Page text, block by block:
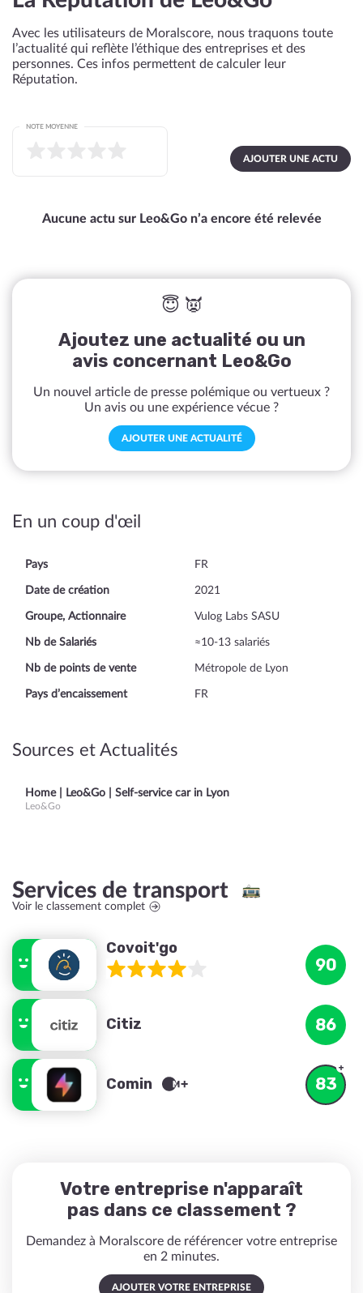
Avec les utilisateurs de Moralscore, nous traquons toute
l’actualité qui reflète l’éthique des entreprises et des
personnes. Ces infos permettent de calculer leur
Réputation.
AJOUTER UNE ACTU
NOTE MOYENNE
Aucune actu sur Leo&Go n’a encore été relevée
😇 👿
Ajoutez une actualité ou un
avis concernant Leo&Go
Un nouvel article de presse polémique ou vertueux ?
Un avis ou une expérience vécue ?
AJOUTER UNE ACTUALITÉ
En un coup d'œil
Pays FR
Date de création 2021
Groupe, Actionnaire Vulog Labs SASU
Nb de Salariés ≈10-13 salariés
Nb de points de vente Métropole de Lyon
Pays d’encaissement FR
Sources et Actualités
Home | Leo&Go | Self-service car in Lyon
Leo&Go
Services de transport
Voir le classement complet
Covoit'go
90
Citiz 86
Comin 83
Votre entreprise n'apparaît
pas dans ce classement ?
Demandez à Moralscore de référencer votre entreprise
en 2 minutes.
AJOUTER VOTRE ENTREPRISE